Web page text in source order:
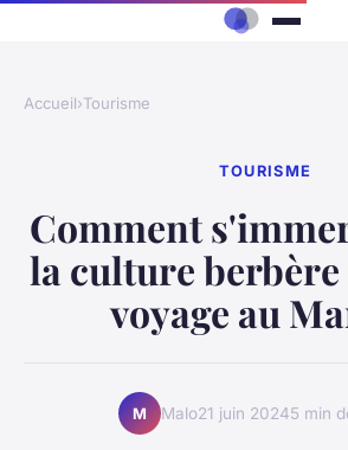
Accueil›Tourisme
TOURISME
Comment
la culture
voyage au
M Malo21 juin 20245 min